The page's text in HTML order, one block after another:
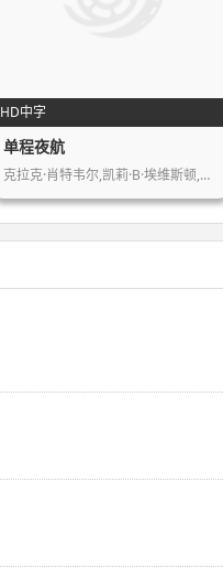
HD中字
单程夜航
克拉克·肖特韦尔,凯莉·B·埃维斯顿,…